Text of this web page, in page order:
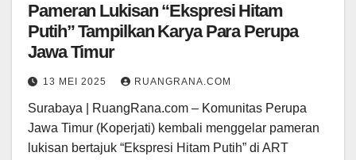
Pameran Lukisan “Ekspresi Hitam
Putih” Tampilkan Karya Para Perupa
Jawa Timur
13 MEI 2025 RUANGRANA.COM
Surabaya | RuangRana.com – Komunitas Perupa
Jawa Timur (Koperjati) kembali menggelar pameran
lukisan bertajuk “Ekspresi Hitam Putih” di ART